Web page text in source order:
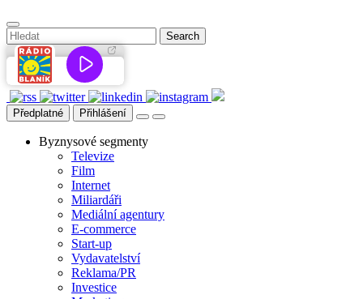
Předplatné Přihlášení
Byznysové segmenty
Televize
Film
Internet
Miliardáři
Mediální agentury
E-commerce
Start-up
Vydavatelství
Reklama/PR
Investice